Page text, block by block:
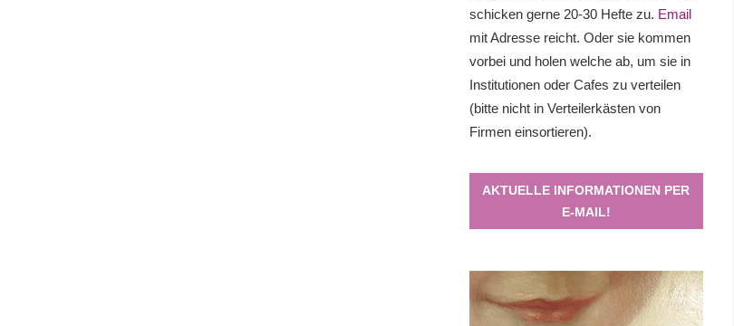
schicken gerne 20-30 Hefte zu. Email
mit Adresse reicht. Oder sie kommen
vorbei und holen welche ab, um sie in
Institutionen oder Cafes zu verteilen
(bitte nicht in Verteilerkästen von
Firmen einsortieren).
AKTUELLE INFORMATIONEN PER
E-MAIL!